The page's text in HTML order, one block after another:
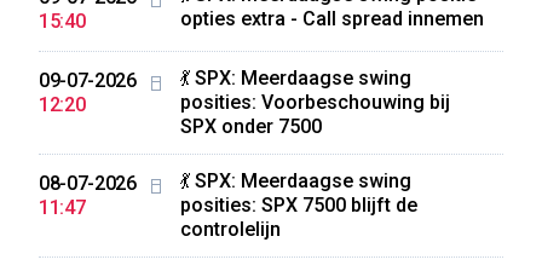
15:40
opties extra - Call spread innemen
09-07-2026
12:20
💃 SPX: Meerdaagse swing
posities: Voorbeschouwing bij
SPX onder 7500
08-07-2026
11:47
💃 SPX: Meerdaagse swing
posities: SPX 7500 blijft de
controlelijn